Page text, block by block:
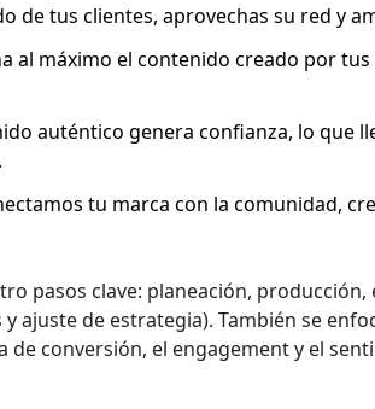
de tus clientes, aprovechas su red y
al máximo el contenido creado por
auténtico genera confianza, lo que
tu marca con la comunidad,
pasos clave: planeación, producción,
ajuste de estrategia). También se
de conversión, el engagement y el